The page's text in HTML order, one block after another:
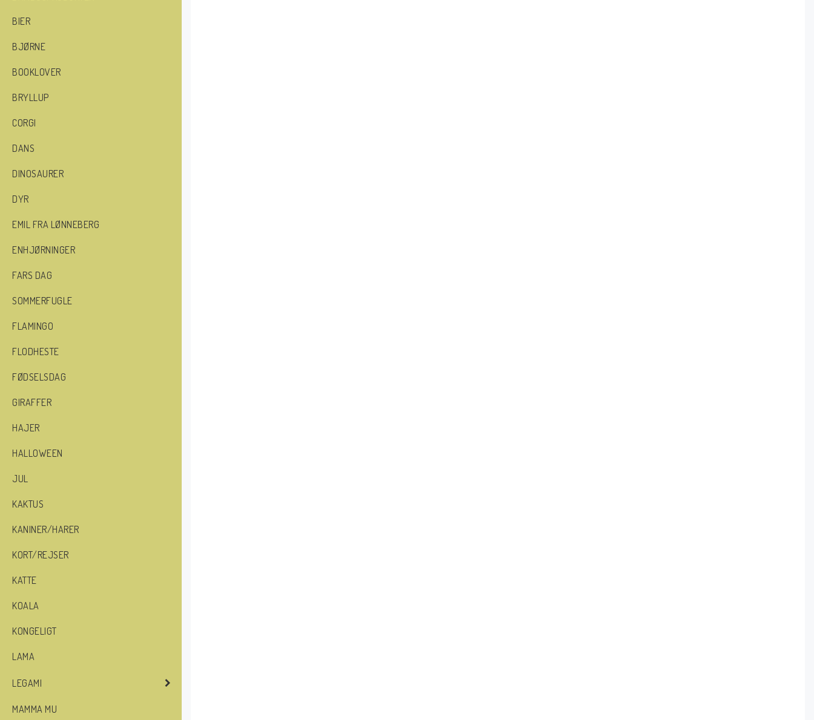
BIER
BJØRNE
BOOKLOVER
BRYLLUP
CORGI
DANS
DINOSAURER
DYR
EMIL FRA LØNNEBERG
ENHJØRNINGER
FARS DAG
SOMMERFUGLE
FLAMINGO
FLODHESTE
FØDSELSDAG
GIRAFFER
HAJER
HALLOWEEN
JUL
KAKTUS
KANINER/HARER
KORT/REJSER
KATTE
KOALA
KONGELIGT
LAMA
LEGAMI
MAMMA MU